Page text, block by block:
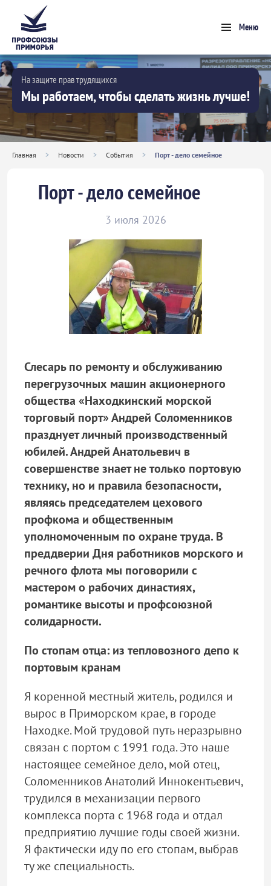
Меню
На защите прав трудящихся
Мы работаем, чтобы сделать жизнь лучше!
Главная > Новости > События > Порт - дело семейное
Порт - дело семейное
3 июля 2026
Слесарь по ремонту и обслуживанию
перегрузочных машин акционерного
общества «Находкинский морской
торговый порт» Андрей Соломенников
празднует личный производственный
юбилей. Андрей Анатольевич в
совершенстве знает не только портовую
технику, но и правила безопасности,
являясь председателем цехового
профкома и общественным
уполномоченным по охране труда. В
преддверии Дня работников морского и
речного флота мы поговорили с
мастером о рабочих династиях,
романтике высоты и профсоюзной
солидарности.
По стопам отца: из тепловозного депо к
портовым кранам
Я коренной местный житель, родился и
вырос в Приморском крае, в городе
Находке. Мой трудовой путь неразрывно
связан с портом с 1991 года. Это наше
настоящее семейное дело, мой отец,
Соломенников Анатолий Иннокентьевич,
трудился в механизации первого
комплекса порта с 1968 года и отдал
предприятию лучшие годы своей жизни.
Я фактически иду по его стопам, выбрав
ту же специальность.